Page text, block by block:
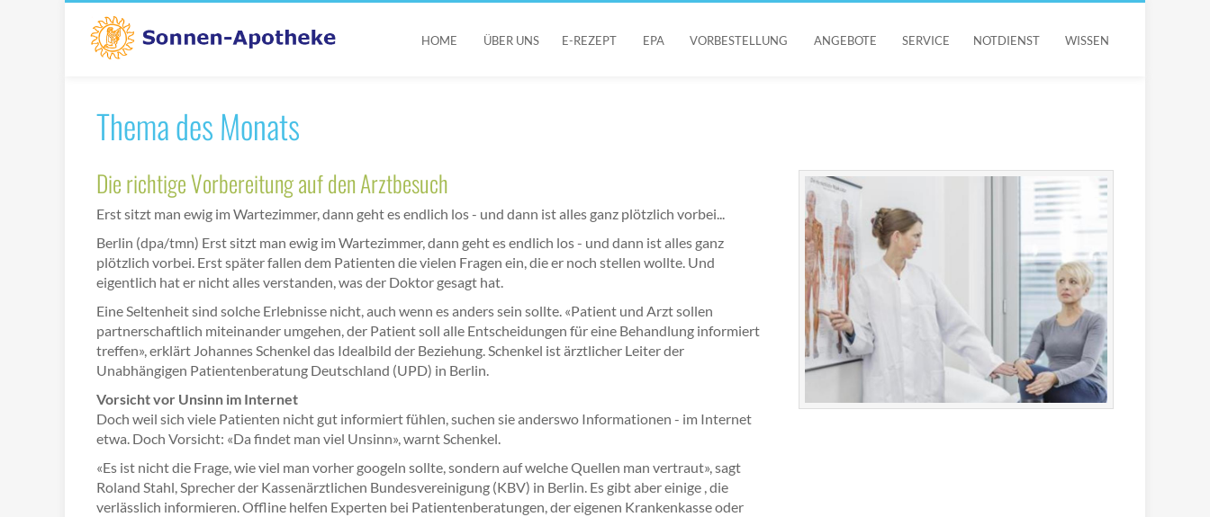
HOME ÜBER UNS E-REZEPT EPA VORBESTELLUNG ANGEBOTE SERVICE NOTDIENST WISSEN
Thema des Monats
Die richtige Vorbereitung auf den Arztbesuch
Erst sitzt man ewig im Wartezimmer, dann geht es endlich los - und dann ist alles ganz plötzlich vorbei...
Berlin (dpa/tmn) Erst sitzt man ewig im Wartezimmer, dann geht es endlich los - und dann ist alles ganz
plötzlich vorbei. Erst später fallen dem Patienten die vielen Fragen ein, die er noch stellen wollte. Und
eigentlich hat er nicht alles verstanden, was der Doktor gesagt hat.
Eine Seltenheit sind solche Erlebnisse nicht, auch wenn es anders sein sollte. «Patient und Arzt sollen
partnerschaftlich miteinander umgehen, der Patient soll alle Entscheidungen für eine Behandlung informiert
treffen», erklärt Johannes Schenkel das Idealbild der Beziehung. Schenkel ist ärztlicher Leiter der
Unabhängigen Patientenberatung Deutschland (UPD) in Berlin.
Vorsicht vor Unsinn im Internet
Doch weil sich viele Patienten nicht gut informiert fühlen, suchen sie anderswo Informationen - im Internet
etwa. Doch Vorsicht: «Da findet man viel Unsinn», warnt Schenkel.
«Es ist nicht die Frage, wie viel man vorher googeln sollte, sondern auf welche Quellen man vertraut», sagt
Roland Stahl, Sprecher der Kassenärztlichen Bundesvereinigung (KBV) in Berlin. Es gibt aber einige , die
verlässlich informieren. Offline helfen Experten bei Patientenberatungen, der eigenen Krankenkasse oder